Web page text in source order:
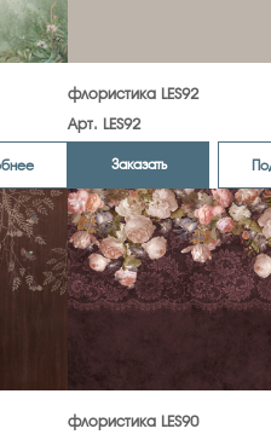
флористика LES92
Арт. LES92
Заказать
флористика LES90